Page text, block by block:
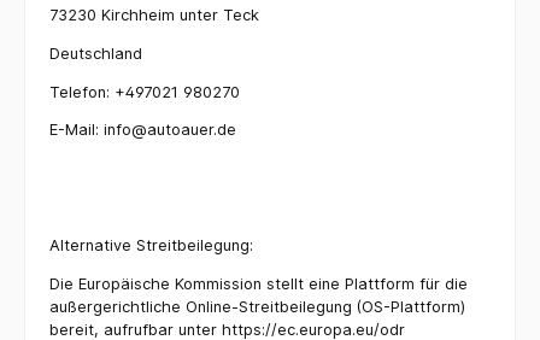
73230 Kirchheim unter Teck
Deutschland
Telefon: +497021 980270
E-Mail: info@autoauer.de
Alternative Streitbeilegung:
Die Europäische Kommission stellt eine Plattform für die
außergerichtliche Online-Streitbeilegung (OS-Plattform)
bereit, aufrufbar unter https://ec.europa.eu/odr